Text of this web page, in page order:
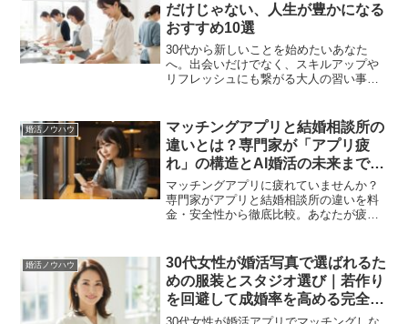
だけじゃない、人生が豊かになる
おすすめ10選
30代から新しいことを始めたいあなた
へ。出会いだけでなく、スキルアップや
リフレッシュにも繋がる大人の習い事を
選び方のポイントを解説します。
婚活ノウハウ
マッチングアプリと結婚相談所の
違いとは？専門家が「アプリ疲
れ」の構造とAI婚活の未来まで徹
底解説
マッチングアプリに疲れていませんか？
専門家がアプリと結婚相談所の違いを料
金・安全性から徹底比較。あなたが疲れ
す。
婚活ノウハウ
30代女性が婚活写真で選ばれるた
めの服装とスタジオ選び｜若作り
を回避して成婚率を高める完全ガ
イド